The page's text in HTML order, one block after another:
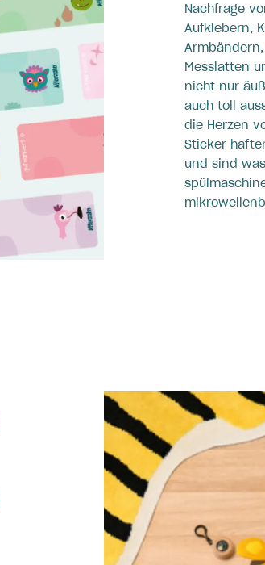
Nachfrage
Aufklebern,
Messlatten
nicht nur
auch toll
die Herzen
Sticker
und sind